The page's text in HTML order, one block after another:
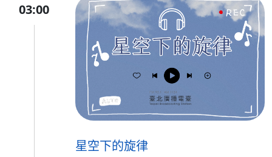
03:00
星空下的旋律